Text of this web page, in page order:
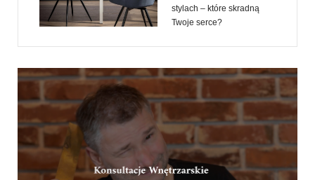
stylach – które skradną
Twoje serce?